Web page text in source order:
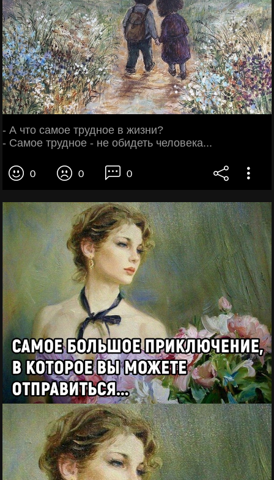
- А что самое трудное в жизни?
- Самое трудное - не обидеть человека...
0 0 0